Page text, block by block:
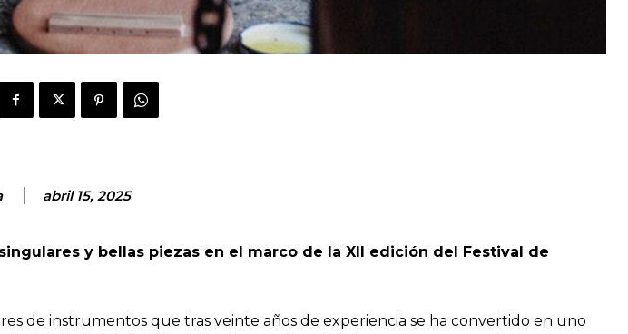
abril 15, 2025
y bellas piezas en el marco de la XII edición del Festival de
de instrumentos que tras veinte años de experiencia se ha convertido en uno